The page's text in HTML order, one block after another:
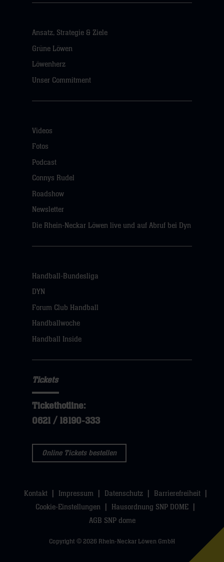
Ansatz, Strategie & Ziele
Grüne Löwen
Löwenherz
Unser Commitment
Videos
Fotos
Podcast
Connys Rudel
Roadshow
Newsletter
Die Rhein-Neckar Löwen live und auf Abruf bei Dyn
Handball-Bundesliga
DYN
Forum Club Handball
Handballwoche
Handball Inside
Tickets
Tickethotline:
0621 / 18190-333
Online Tickets bestellen
Kontakt Impressum Datenschutz
Barrierefreiheit
Cookie-Einstellungen
Hausordnung SNP DOME
AGB SNP dome
Copyright © 2026 Rhein-Neckar Löwen GmbH